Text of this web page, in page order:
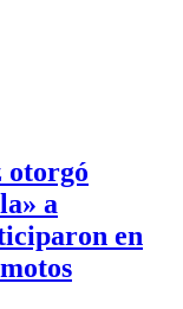
otorgó
a
en